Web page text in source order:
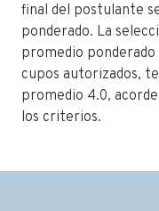
final del postulante
ponderado. La
promedio
cupos autorizados,
promedio 4.0,
los criterios.